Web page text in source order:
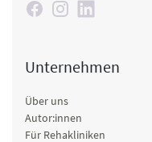
Unternehmen
Über uns
Autor:innen
Für Rehakliniken